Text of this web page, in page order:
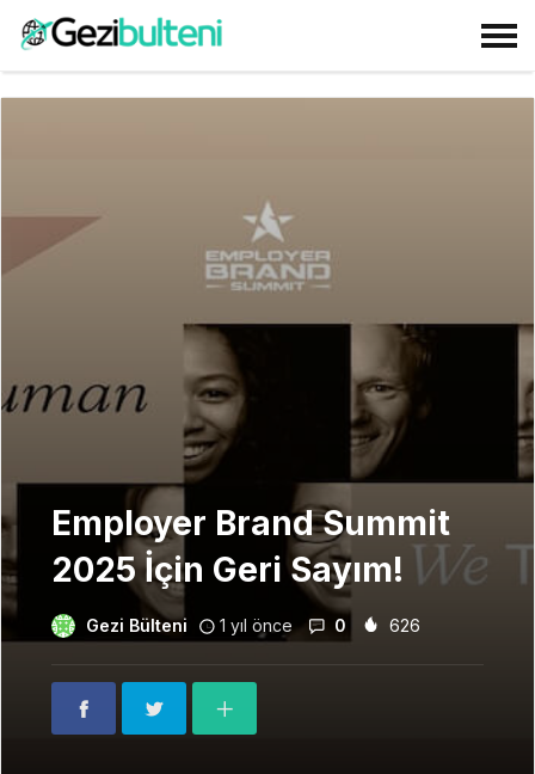
Employer Brand Summit
2025 İçin Geri Sayım!
Gezi Bülteni 1 yıl önce 0 626